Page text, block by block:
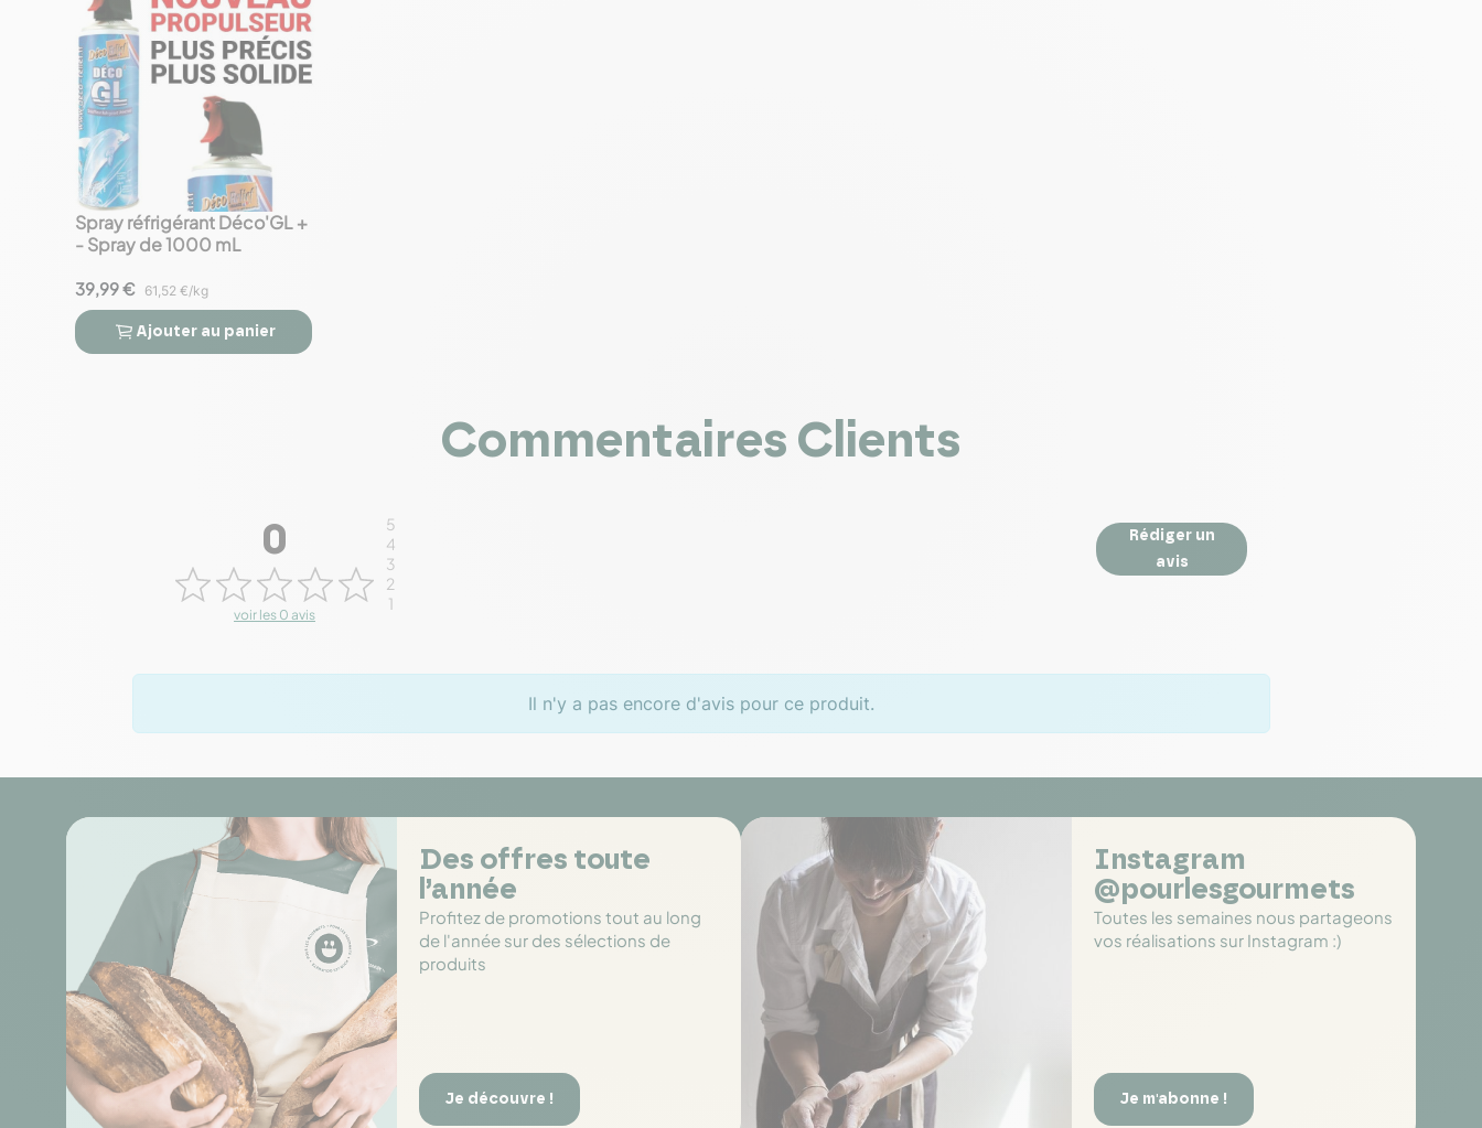
favorite_border
Spray réfrigérant Déco'GL +
- Spray de 1000 mL
39,99 € 61,52 €/kg
 
Ajouter au panier
Commentaires Clients
0
voir les 0 avis
5
4
3
2
1
Rédiger un
avis
Il n'y a pas encore d'avis pour ce produit.
Des offres toute
l’année
Profitez de promotions tout au long
de l'année sur des sélections de
produits
Je découvre !
Instagram
@pourlesgourmets
Toutes les semaines nous partageons
vos réalisations sur Instagram :)
Je m'abonne !